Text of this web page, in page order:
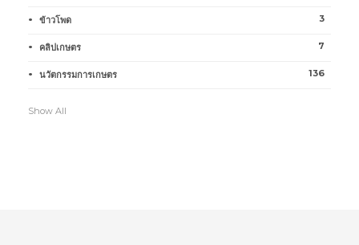
ข้าวโพด 3
คลิปเกษตร 7
นวัตกรรมการเกษตร 136
Show All